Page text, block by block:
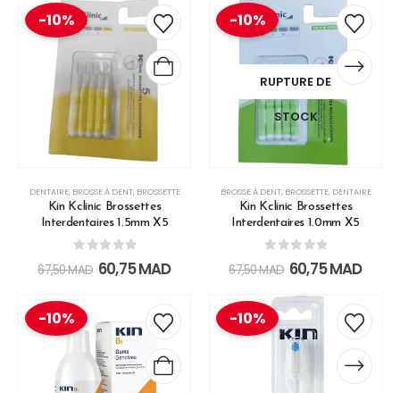
-10%
DENTAIRE, BROSSE À DENT, BROSSETTE
Kin Kclinic Brossettes
Interdentaires 1.5mm X5
out of 5
67,50MAD 60,75MAD
-10%
RUPTURE DE
STOCK
BROSSE À DENT, BROSSETTE, DENTAIRE
Kin Kclinic Brossettes
Interdentaires 1.0mm X5
out of 5
67,50MAD 60,75MAD
-10% -10%